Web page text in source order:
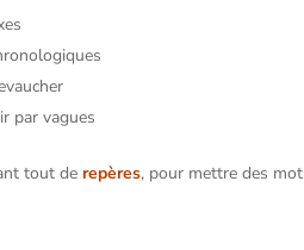
par vagues
tout derepères, pour mettre des